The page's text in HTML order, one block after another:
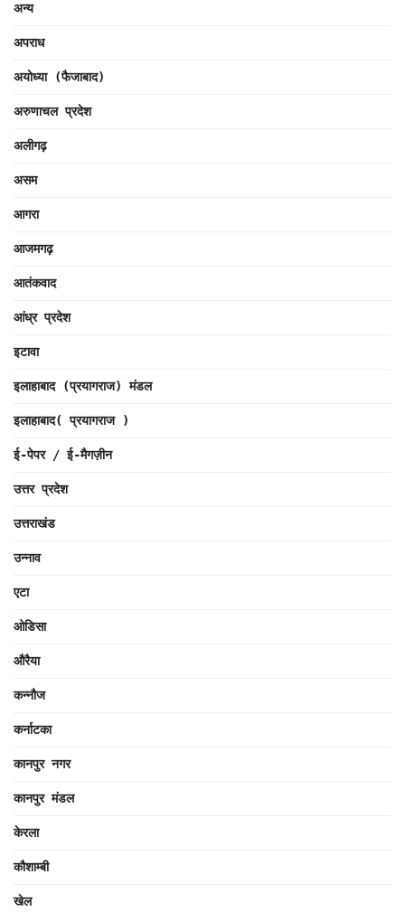
अन्य
अपराध
अयोध्या (फैजाबाद)
अरुणाचल प्रदेश
अलीगढ़
असम
आगरा
आजमगढ़
आतंकवाद
आंध्र प्रदेश
इटावा
इलाहाबाद (प्रयागराज) मंडल
इलाहाबाद( प्रयागराज )
ई-पेपर / ई-मैगज़ीन
उत्तर प्रदेश
उत्तराखंड
उन्नाव
एटा
ओडिसा
औरैया
कन्नौज
कर्नाटका
कानपुर नगर
कानपुर मंडल
केरला
कौशाम्बी
खेल